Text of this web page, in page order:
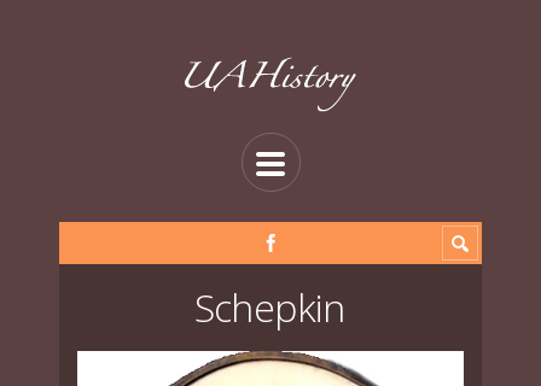
Schepkin